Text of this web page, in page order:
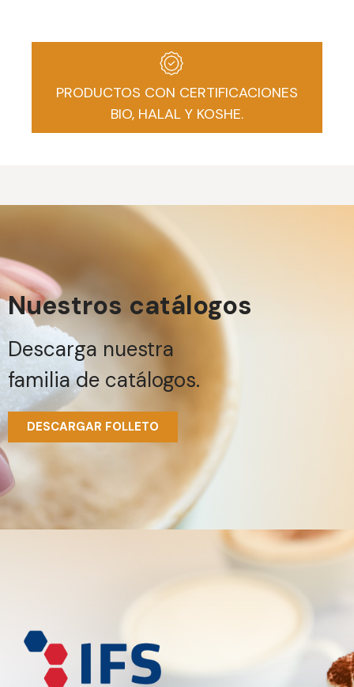
PRODUCTOS CON CERTIFICACIONES
BIO, HALAL Y KOSHE.
Nuestros catálogos
Descarga nuestra
familia de catálogos.
DESCARGAR FOLLETO